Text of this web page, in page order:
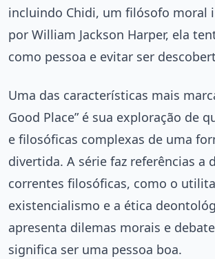
incluindo Chidi, um filósofo moral
por William Jackson Harper, ela
como pessoa e evitar ser
Uma das características mais
Good Place” é sua exploração de
e filosóficas complexas de uma
divertida. A série faz referências a
correntes filosóficas, como o
existencialismo e a ética
apresenta dilemas morais e
significa ser uma pessoa boa.